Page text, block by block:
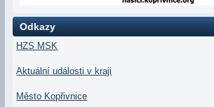
Odkazy
HZS MSK
Aktuální události v kraji
Město Kopřivnice